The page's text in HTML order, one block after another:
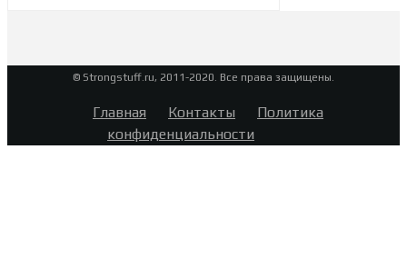
© Strongstuff.ru, 2011-2020. Все права защищены.
Главная Контакты
Политика
конфиденциальности